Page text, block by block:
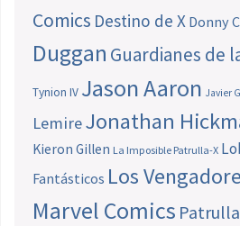
Comics Destino de X Donny
Duggan Guardianes de
Tynion IV Jason Aaron Javier
LemireJonathan
Kieron Gillen La Imposible Patrulla-X
Fantásticos Los
Marvel Comics